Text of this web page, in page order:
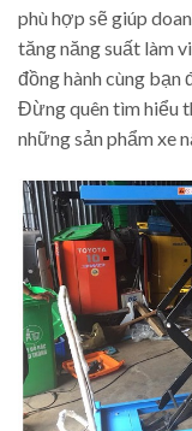
phù hợp sẽ giúp
tăng năng suất làm
đồng hành cùng bạn
Đừng quên tìm hiểu
những sản phẩm xe